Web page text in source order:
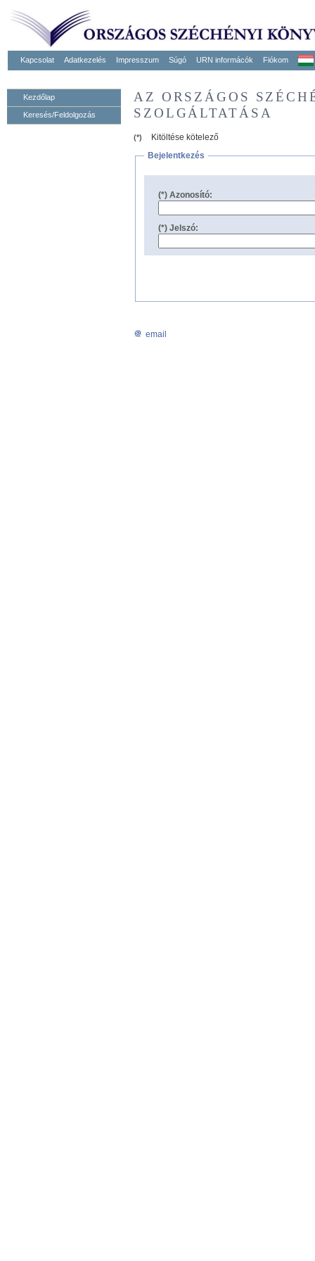
Kapcsolat Adatkezelés Impresszum Súgó URN informácók Fiókom
Kezdőlap
Keresés/Feldolgozás
AZ ORSZÁGOS
SZOLGÁLTATÁSA
(*)
Kitöltése kötelező
Bejelentkezés
(*) Azonosító:
(*) Jelszó:
email